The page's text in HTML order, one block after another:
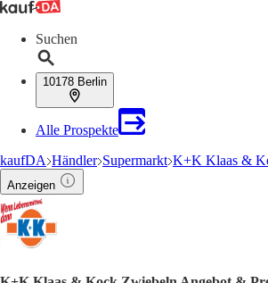
Suchen
10178 Berlin
Alle Prospekte
kaufDA Händler Supermarkt K+K Klaas &
Anzeigen